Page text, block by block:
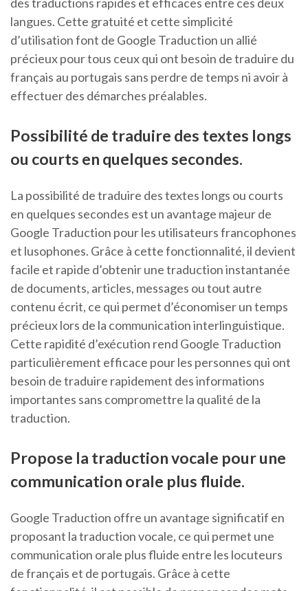
langues. Cette gratuité et cette simplicité
d’utilisation font de Google Traduction un allié
précieux pour tous ceux qui ont besoin de traduire du
français au portugais sans perdre de temps ni avoir à
effectuer des démarches préalables.
Possibilité de traduire des textes longs
ou courts en quelques secondes.
La possibilité de traduire des textes longs ou courts
en quelques secondes est un avantage majeur de
Google Traduction pour les utilisateurs francophones
et lusophones. Grâce à cette fonctionnalité, il devient
facile et rapide d’obtenir une traduction instantanée
de documents, articles, messages ou tout autre
contenu écrit, ce qui permet d’économiser un temps
précieux lors de la communication interlinguistique.
Cette rapidité d’exécution rend Google Traduction
particulièrement efficace pour les personnes qui ont
besoin de traduire rapidement des informations
importantes sans compromettre la qualité de la
traduction.
Propose la traduction vocale pour une
communication orale plus fluide.
Google Traduction offre un avantage significatif en
proposant la traduction vocale, ce qui permet une
communication orale plus fluide entre les locuteurs
de français et de portugais. Grâce à cette